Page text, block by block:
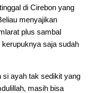
di Cirebon yang
menyajikan
plus sambal
saja sudah
si ayah tak sedikit yang
masih bisa